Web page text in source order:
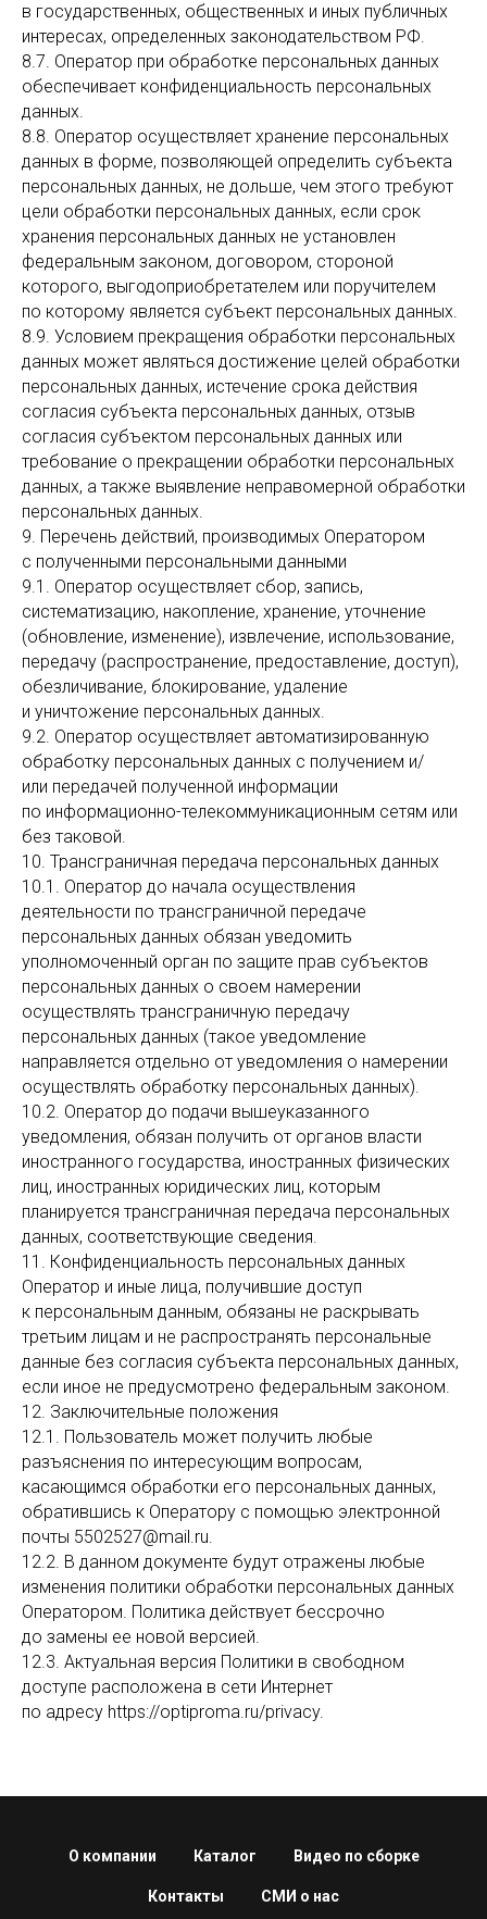
в государственных, общественных и иных публичных
интересах, определенных законодательством РФ.
8.7. Оператор при обработке персональных данных
обеспечивает конфиденциальность персональных
данных.
8.8. Оператор осуществляет хранение персональных
данных в форме, позволяющей определить субъекта
персональных данных, не дольше, чем этого требуют
цели обработки персональных данных, если срок
хранения персональных данных не установлен
федеральным законом, договором, стороной
которого, выгодоприобретателем или поручителем
по которому является субъект персональных данных.
8.9. Условием прекращения обработки персональных
данных может являться достижение целей обработки
персональных данных, истечение срока действия
согласия субъекта персональных данных, отзыв
согласия субъектом персональных данных или
требование о прекращении обработки персональных
данных, а также выявление неправомерной обработки
персональных данных.
9. Перечень действий, производимых Оператором
с полученными персональными данными
9.1. Оператор осуществляет сбор, запись,
систематизацию, накопление, хранение, уточнение
(обновление, изменение), извлечение, использование,
передачу (распространение, предоставление, доступ),
обезличивание, блокирование, удаление
и уничтожение персональных данных.
9.2. Оператор осуществляет автоматизированную
обработку персональных данных с получением и/
или передачей полученной информации
по информационно-телекоммуникационным сетям или
без таковой.
10. Трансграничная передача персональных данных
10.1. Оператор до начала осуществления
деятельности по трансграничной передаче
персональных данных обязан уведомить
уполномоченный орган по защите прав субъектов
персональных данных о своем намерении
осуществлять трансграничную передачу
персональных данных (такое уведомление
направляется отдельно от уведомления о намерении
осуществлять обработку персональных данных).
10.2. Оператор до подачи вышеуказанного
уведомления, обязан получить от органов власти
иностранного государства, иностранных физических
лиц, иностранных юридических лиц, которым
планируется трансграничная передача персональных
данных, соответствующие сведения.
11. Конфиденциальность персональных данных
Оператор и иные лица, получившие доступ
к персональным данным, обязаны не раскрывать
третьим лицам и не распространять персональные
данные без согласия субъекта персональных данных,
если иное не предусмотрено федеральным законом.
12. Заключительные положения
12.1. Пользователь может получить любые
разъяснения по интересующим вопросам,
касающимся обработки его персональных данных,
обратившись к Оператору с помощью электронной
почты 5502527@mail.ru.
12.2. В данном документе будут отражены любые
изменения политики обработки персональных данных
Оператором. Политика действует бессрочно
до замены ее новой версией.
12.3. Актуальная версия Политики в свободном
доступе расположена в сети Интернет
по адресу https://optiproma.ru/privacy.
О компании Каталог Видео по сборке
Контакты СМИ о нас